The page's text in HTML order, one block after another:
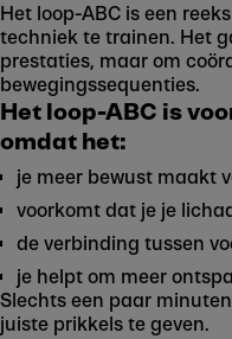
Het loop-ABC is een
techniek te trainen. Het
prestaties, maar om
bewegingssequenties.
Het loop-ABC is
omdat het:
je meer bewust maakt
voorkomt dat je je
de verbinding tussen
je helpt om meer
Slechts een paar
juiste prikkels te geven.